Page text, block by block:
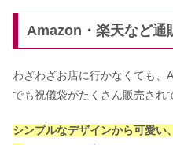
Amazon・楽天など通
わざわざお店に行かなくても、
でも祝儀袋がたくさん販売され
シンプルなデザインから可愛い